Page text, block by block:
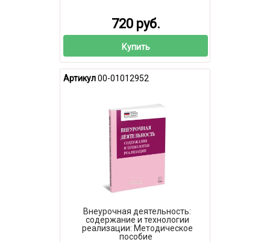
720 руб.
Купить
Артикул00-01012952
Внеурочная деятельность:
содержание и технологии
реализации: Методическое
пособие